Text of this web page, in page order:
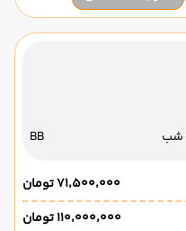
BB
۷۱٬۵۰۰٬۰۰۰ تومان
۱۱۰٬۰۰۰٬۰۰۰ تومان